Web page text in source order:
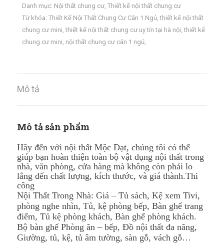
Danh mục: Nội thất chung cư, Thiết kế nội thất chung cư
Từ khóa: Thiết Kế Nội Thất Chung Cư Căn 1 Ngủ,thiết kế nội thất
chung cư mini,thiết kế nội thất chung cư uy tín tại hà nội,thiết kế
chung cư mini, nội thất chung cư căn 1 ngủ,
Mô tả
Mô tả sản phẩm
Hãy đến với nội thất Mộc Đạt, chúng tôi có thể
giúp bạn hoàn thiện toàn bộ vật dụng nội thất trong
nhà, văn phòng, cửa hàng mà không còn phải lo
lắng đến chất lượng, kích thước, và giá thành.Thi
công
Nội Thất Trong Nhà: Giá – Tủ sách, Kệ xem Tivi,
phòng nghe nhìn, Tủ, kệ phòng bếp, Bàn ghế trang
điểm, Tủ kệ phòng khách, Bàn ghế phòng khách.
Bộ bàn ghế Phòng ăn – bếp, Đồ nội thất đa năng,
Giường, tủ, kệ, tủ âm tường, sàn gỗ, vách gỗ…